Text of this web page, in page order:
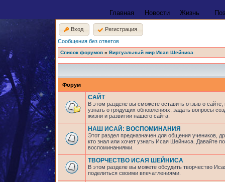
Главная Новости Жизнь
Вход
Регистрация
Сообщения без ответов
Список форумов » Виртуальный мир Исая Шейниса
Форум
САЙТ
В этом разделе вы сможете оставить отзыв о
узнать о грядущих обновлениях, задать вопросы
жизни и развитии нашего сайта.
НАШ ИСАЙ: ВОСПОМИНАНИЯ
Этот раздел предназначен для общения учеников,
кто знал или хочет узнать Исая Шейниса. Давайте
воспоминаниями.
ТВОРЧЕСТВО ИСАЯ ШЕЙНИСА
В этом разделе вы можете обсудить творчество
поделиться своими впечатлениями.